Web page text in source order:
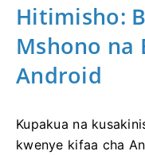
Hitimisho:
Mshono na
Android
Kupakua na
kwenye kifaa cha